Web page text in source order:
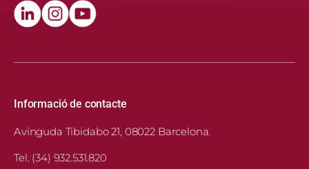
Informació de contacte
Avinguda Tibidabo 21, 08022 Barcelona.
Tel. (34) 932.531.820